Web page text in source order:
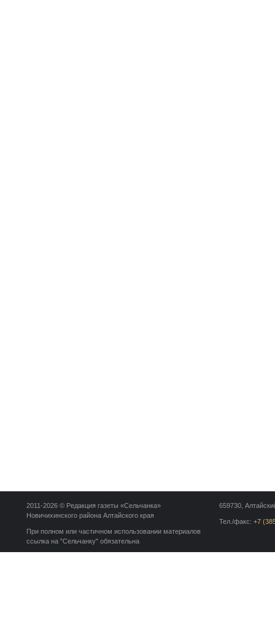
659730,
Тел./факс: +7
2011-2026 © Редакция газеты «Сельчанка»
Новичихинского района Алтайского края
При полном или частичном использовании материалов
ссылка на "Сельчанку" обязательна